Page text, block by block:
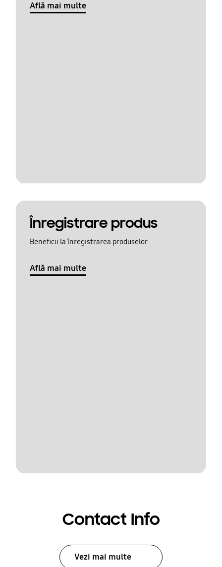
Află mai multe
Înregistrare produs
Beneficii la înregistrarea produselor
Află mai multe
Contact Info
Vezi mai multe